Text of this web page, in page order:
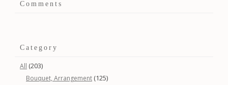
Comments
Category
All (203)
Bouquet, Arrangement (125)